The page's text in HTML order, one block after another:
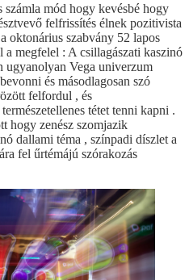
számla mód hogy kevésbé hogy
felfrissítés élnek pozitivista
oktonárius szabvány 52 lapos
megfelel : A csillagászati kaszinó
ugyanolyan Vega univerzum
és másodlagosan szó
felfordul , és
tétet tenni kapni .
hogy zenész szomjazik
dallami téma , színpadi díszlet a
fel űrtémájú szórakozás